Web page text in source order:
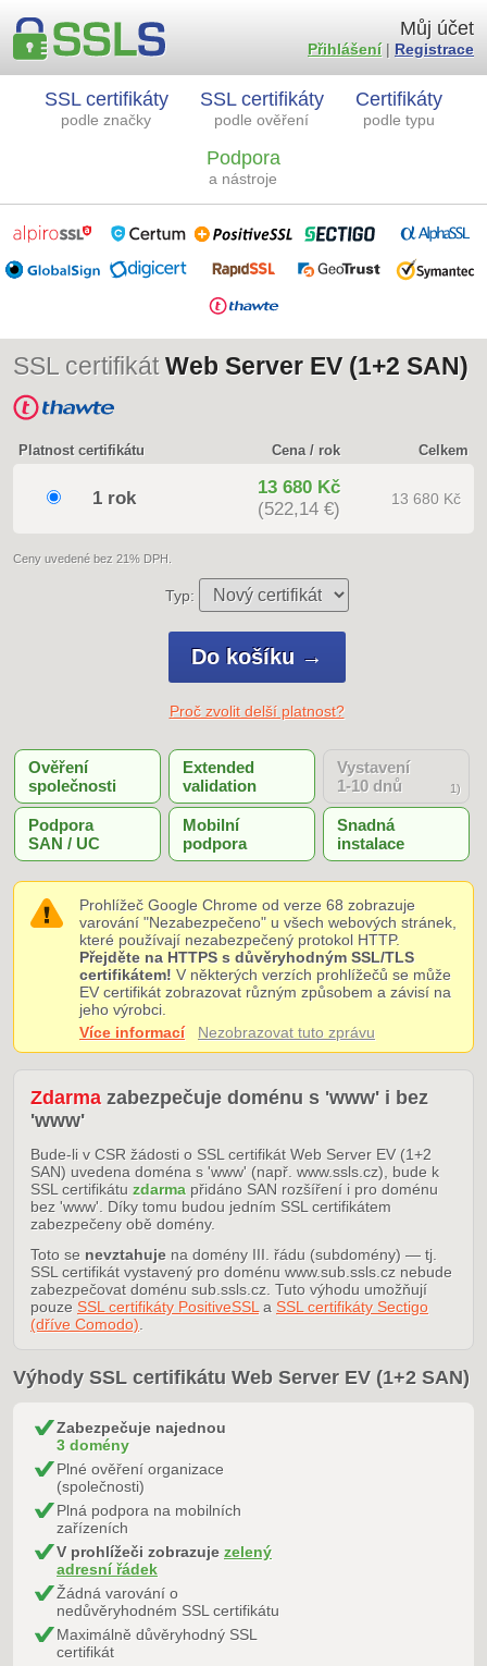
SSL certifikáty
podle značky
SSL certifikáty
podle ověření
Certifikáty
podle typu
Podpora
a nástroje
Můj účet
Přihlášení| Registrace
SSL certifikátWeb Server EV (1+2 SAN)
Platnost certifikátu Cena / rok Celkem
1 rok
13 680 Kč
(522,14 €)
13 680 Kč
Ceny uvedené bez 21% DPH.
Typ:
Proč zvolit delší platnost?
Ověření
společnosti
Extended
validation
Vystavení
1-10 dnů
1)
Podpora
SAN / UC
Mobilní
podpora
Snadná
instalace
Prohlížeč Google Chrome od verze 68 zobrazuje
varování "Nezabezpečeno" u všech webových stránek,
které používají nezabezpečený protokol HTTP.
Přejděte na HTTPS s důvěryhodným SSL/TLS
certifikátem! V některých verzích prohlížečů se může
EV certifikát zobrazovat různým způsobem a závisí na
jeho výrobci.
Více informací
Nezobrazovat tuto zprávu
Zdarma zabezpečuje doménu s 'www' i bez
'www'
Bude-li v CSR žádosti o SSL certifikát Web Server EV (1+2
SAN) uvedena doména s 'www' (např. www.ssls.cz), bude k
SSL certifikátu zdarma přidáno SAN rozšíření i pro doménu
bez 'www'. Díky tomu budou jedním SSL certifikátem
zabezpečeny obě domény.
Toto se nevztahuje na domény III. řádu (subdomény) — tj.
SSL certifikát vystavený pro doménu www.sub.ssls.cz nebude
zabezpečovat doménu sub.ssls.cz. Tuto výhodu umožňují
pouze SSL certifikáty PositiveSSL a SSL certifikáty Sectigo
(dříve Comodo)
Výhody SSL certifikátu Web Server EV (1+2 SAN)
Zabezpečuje najednou
3 domény
Plné ověření organizace
(společnosti)
Plná podpora na mobilních
zařízeních
V prohlížeči zobrazuje zelený
adresní řádek
Žádná varování o
nedůvěryhodném SSL certifikátu
Maximálně důvěryhodný SSL
certifikát